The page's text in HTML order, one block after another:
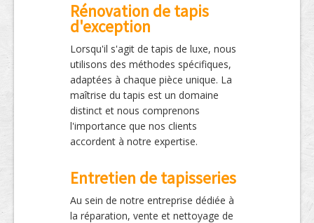
Rénovation de tapis
d'exception
Lorsqu'il s'agit de tapis de luxe, nous
utilisons des méthodes spécifiques,
adaptées à chaque pièce unique. La
maîtrise du tapis est un domaine
distinct et nous comprenons
l'importance que nos clients
accordent à notre expertise.
Entretien de tapisseries
Au sein de notre entreprise dédiée à
la réparation, vente et nettoyage de